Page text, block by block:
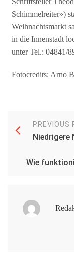
Schimmelreiter»)
Weihnachtsmarkt
in die Innenstadt
unter Tel.: 04841/
Fotocredits: Arno
PREVIOUS
Niedrigere
Wie